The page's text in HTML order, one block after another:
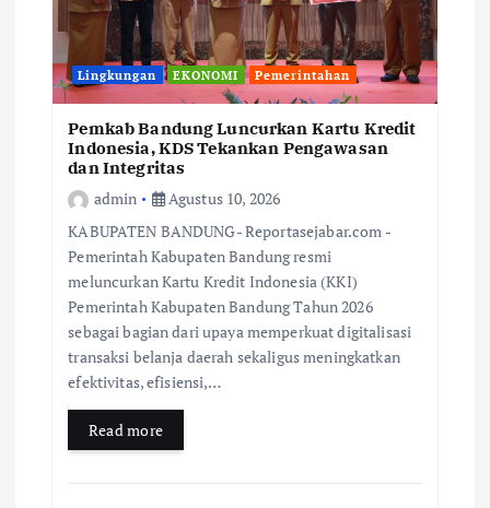
Lingkungan EKONOMI Pemerintahan
Pemkab Bandung Luncurkan Kartu Kredit
Indonesia, KDS Tekankan Pengawasan
dan Integritas
admin
Agustus 10, 2026
KABUPATEN BANDUNG- Reportasejabar.com -
Pemerintah Kabupaten Bandung resmi
meluncurkan Kartu Kredit Indonesia (KKI)
Pemerintah Kabupaten Bandung Tahun 2026
sebagai bagian dari upaya memperkuat digitalisasi
transaksi belanja daerah sekaligus meningkatkan
efektivitas, efisiensi,…
Read more